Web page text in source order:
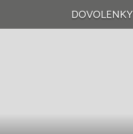
DOVOLENKY